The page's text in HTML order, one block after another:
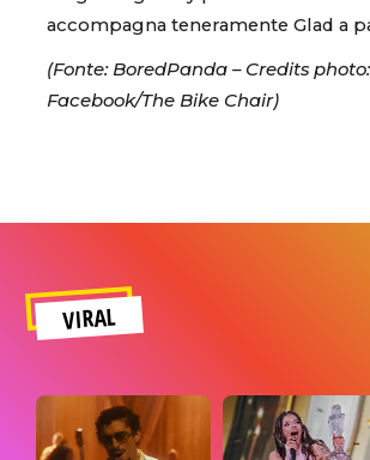
accompagna teneramente Glad a
(Fonte: BoredPanda – Credits photo:
Facebook/The Bike Chair)
VIRAL